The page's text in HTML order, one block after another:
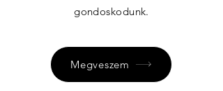
gondoskodunk.
Megveszem